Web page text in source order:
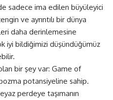
sadece ima edilen büyüleyici
ve ayrıntılı bir dünya
daha derinlemesine
iyi bildiğimizi düşündüğümüz
bir şey var: Game of
potansiyeline sahip.
perdeye taşımanın